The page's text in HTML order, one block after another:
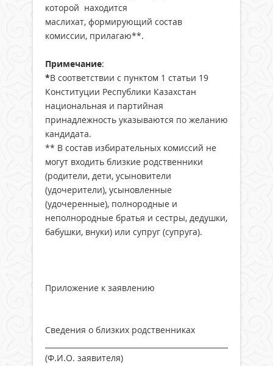
которой находится
маслихат, формирующий состав
комиссии, прилагаю**.
Примечание:
*В соответствии с пунктом 1 статьи 19
Конституции Республики Казахстан
национальная и партийная
принадлежность указываются по желанию
кандидата.
** В состав избирательных комиссий не
могут входить близкие родственники
(родители, дети, усыновители
(удочерители), усыновленные
(удочеренные), полнородные и
неполнородные братья и сестры, дедушки,
бабушки, внуки) или супруг (супруга).
Приложение к заявлению
Сведения о близких родственниках
(Ф.И.О. заявителя)